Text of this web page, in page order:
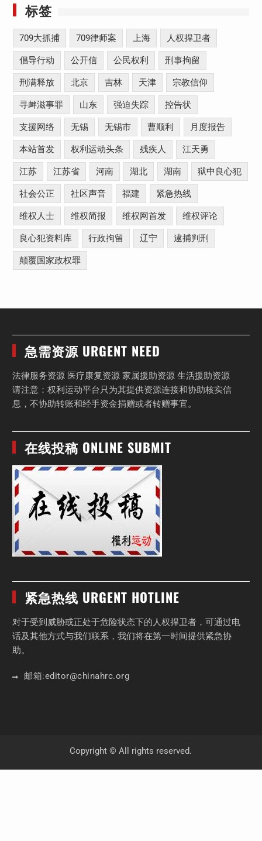
标签
709大抓捕 709律师案 上海 人权捍卫者
倡导行动 公开信 公民权利 刑事拘留
刑满释放 北京 吉林 天津 宗教信仰
寻衅滋事罪 山东 强迫失踪 控告状
支援网络 无锡 无锡市 曹顺利 月度报告
本站首发 权利运动头条 残疾人 江天勇
江苏 江苏省 河南 湖北 湖南 狱中良心犯
社会公正 社区声音 福建 紧急热线
维权人士 维权简报 维权网首发 维权评论
良心犯资料库 行政拘留 辽宁 逮捕判刑
颠覆国家政权罪
急需资源 URGENT NEED
法律服务资源 医疗康复资源 家属援助资源 生活援助资源
请注意：权利运动平台只为其提供资源连接和协助核实信
息，不协助转账和经手资金捐赠或者转赠事宜。
在线投稿 ONLINE SUBMIT
紧急热线 URGENT HOTLINE
对于受到威胁或正处于危险状态下的人权捍卫者，可通过电
话及其他方式与我们联系，我们将在第一时间提供紧急协
助。
邮箱:editor@chinahrc.org
Copyright © All rights reserved.